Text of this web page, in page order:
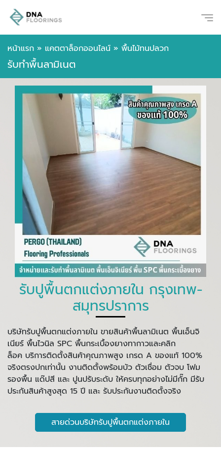
หน้าแรก » แคตตาล็อกออนไลน์ » พื้นไม้ทนปลวก
รับทำพื้นลามิเนต
รับปูพื้นตกแต่งภายใน กรุงเทพ-
สมุทรปราการ
บริษัทรับปูพื้นตกแต่งภายใน ขายสินค้าพื้นลามิเนต พื้นเอ็นจิ
เนียร์ พื้นไวนิล SPC พื้นกระเบื้องยางทากาวและคลิก
ล็อค บริการติดตั้งสินค้าคุณภาพสูง เกรด A ของแท้ 100%
จริงตรงปกเท่านั้น งานติดตั้งพร้อมบัว ตัวเชื่อม ตัวจบ โฟม
รองพื้น แด๊ปสี และ ปูนปรับระดับ ให้ครบทุกอย่างไม่มีกั๊ก มีรับ
ประกันสินค้าสูงสุด 15 ปี และ รับประกันงานติดตั้งจริง
สายด่วนบริษัทรับปูพื้นตกแต่งภายใน